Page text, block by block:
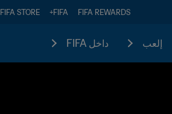
FIFA REWARDS
FIFA+
FIFA STORE
إلعب داخل FIFA